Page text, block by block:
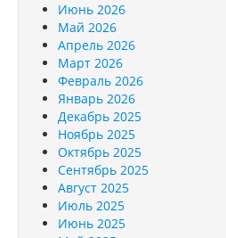
Июнь 2026
Май 2026
Апрель 2026
Март 2026
Февраль 2026
Январь 2026
Декабрь 2025
Ноябрь 2025
Октябрь 2025
Сентябрь 2025
Август 2025
Июль 2025
Июнь 2025